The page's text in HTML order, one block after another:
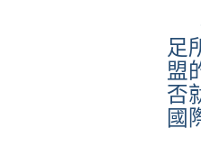
足
盟
否
國